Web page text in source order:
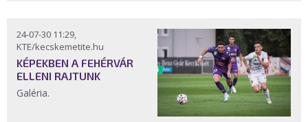
24-07-30 11:29,
KTE/kecskemetite.hu
KÉPEKBEN A FEHÉRVÁR
ELLENI RAJTUNK
Galéria.